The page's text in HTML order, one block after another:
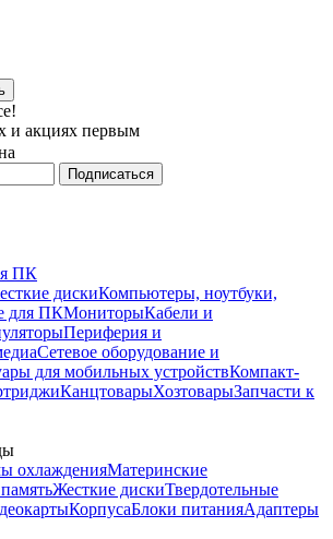
и акциях первым
ПК
дискиКомпьютеры, ноутбуки,
для ПКМониторыКабели и
Периферия и
Сетевое оборудование и
для мобильных устройствКомпакт-
КанцтоварыХозтоварыЗапчасти к
охлажденияМатеринские
Жесткие дискиТвердотельные
КорпусаБлоки питанияАдаптеры